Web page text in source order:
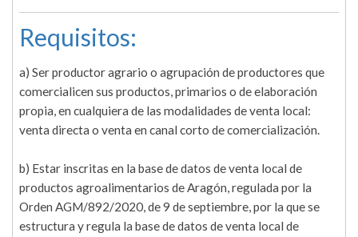
Requisitos:
a) Ser productor agrario o agrupación de productores que
comercialicen sus productos, primarios o de elaboración
propia, en cualquiera de las modalidades de venta local:
venta directa o venta en canal corto de comercialización.
b) Estar inscritas en la base de datos de venta local de
productos agroalimentarios de Aragón, regulada por la
Orden AGM/892/2020, de 9 de septiembre, por la que se
estructura y regula la base de datos de venta local de